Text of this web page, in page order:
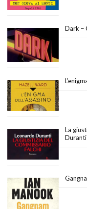
Dark –
La
Duranti